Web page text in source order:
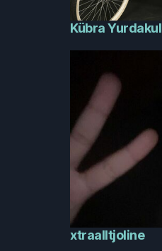
Kübra Yurdakul
xtraalltjoline